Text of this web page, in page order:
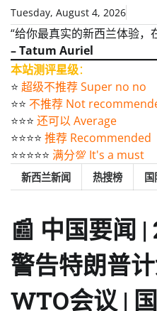
Skip
content
Tuesday, August 4, 2026
“给你最真实的新西兰体验，
– Tatum Auriel
本站测评星级：
⭐️ 超级不推荐 Super no no
⭐️⭐️ 不推荐 Not
⭐️⭐️⭐️ 还可以 Average
⭐️⭐️⭐️⭐️ 推荐 Recommended
⭐️⭐️⭐️⭐️⭐️ 满分💯 It's a must
新西兰新闻 热搜榜 国
📰 中国要闻
警告特朗普
WTO会议 |